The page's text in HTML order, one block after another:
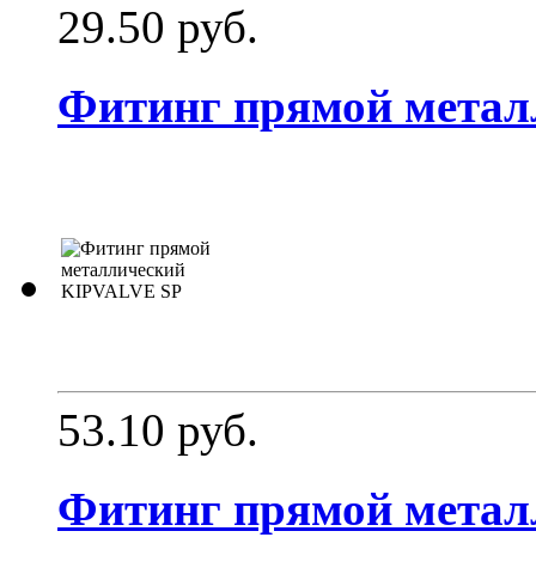
29.50 руб.
Фитинг прямой
53.10 руб.
Фитинг прямой